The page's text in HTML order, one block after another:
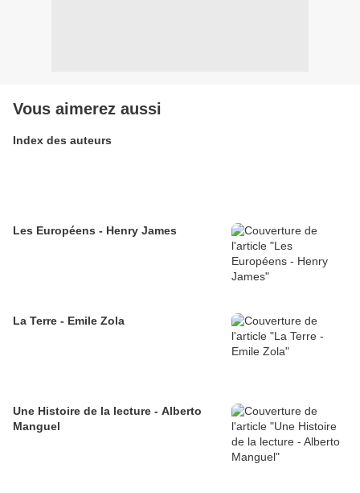
Vous aimerez aussi
Index des auteurs
Les Européens - Henry James
La Terre - Emile Zola
Une Histoire de la lecture - Alberto
Manguel